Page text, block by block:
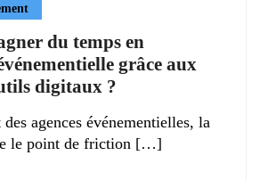
du temps en
grâce aux
digitaux ?
agences événementielles, la
le point de friction